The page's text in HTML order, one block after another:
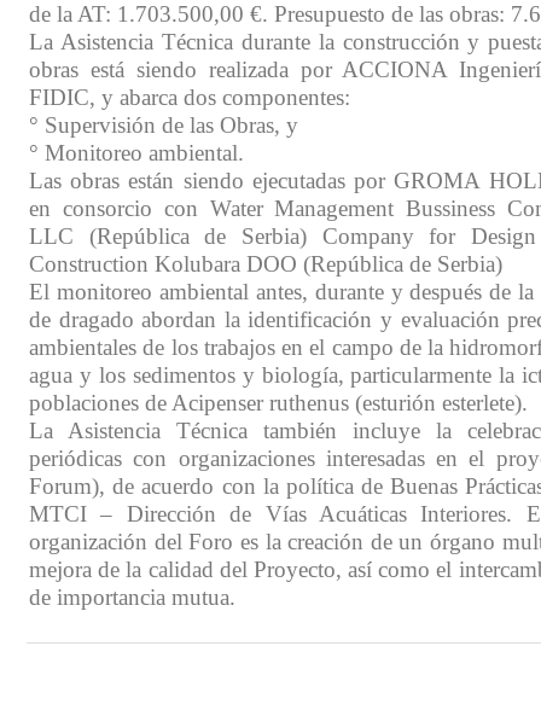
de la AT: 1.703.500,00 €. Presupuesto de las obras:
La Asistencia Técnica durante la construcción y
obras está siendo realizada por ACCIONA
FIDIC, y abarca dos componentes:
° Supervisión de las Obras, y
° Monitoreo ambiental.
Las obras están siendo ejecutadas por GROMA
en consorcio con Water Management Bussiness
LLC (República de Serbia) Company for
Construction Kolubara DOO (República de Serbia)
El monitoreo ambiental antes, durante y después de
de dragado abordan la identificación y evaluación
ambientales de los trabajos en el campo de la
agua y los sedimentos y biología, particularmente la
poblaciones de Acipenser ruthenus (esturión esterlete).
La Asistencia Técnica también incluye la
periódicas con organizaciones interesadas en el
Forum), de acuerdo con la política de Buenas
MTCI – Dirección de Vías Acuáticas Interiores.
organización del Foro es la creación de un órgano
mejora de la calidad del Proyecto, así como el
de importancia mutua.